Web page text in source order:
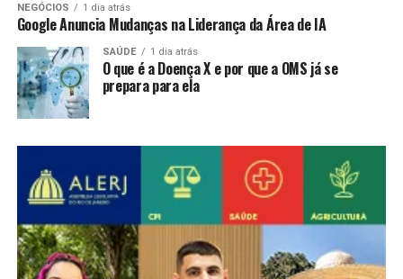
NEGÓCIOS 1 dia atrás
Google Anuncia Mudanças na Liderança da Área de IA
SAÚDE 1 dia atrás
O que é a Doença X e por que a OMS já se
prepara para ela